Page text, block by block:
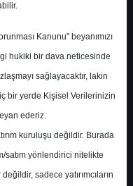
A- A+
Kanunu" beyanımızı
hukiki bir dava neticesinde
sağlayacaktır, lakin
bir yerde Kişisel Verilerinizin
ederiz.
kuruluşu değildir. Burada
satım yönlendirici nitelikte
sadece yatırımcıların